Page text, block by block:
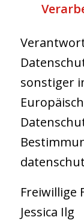
sonstiger
Freiwillige
Jessica Ilg